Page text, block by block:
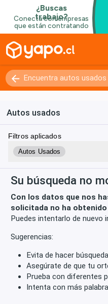
Autos usados
Filtros aplicados
Autos Usados
Su búsqueda no
Con los datos que nos
solicitada no ha
Puedes intentarlo de nuevo
Sugerencias:
Evita de hacer
Asegúrate de que tu
Prueba con diferentes
Intenta con más
Kilómetros 0 - 250000+